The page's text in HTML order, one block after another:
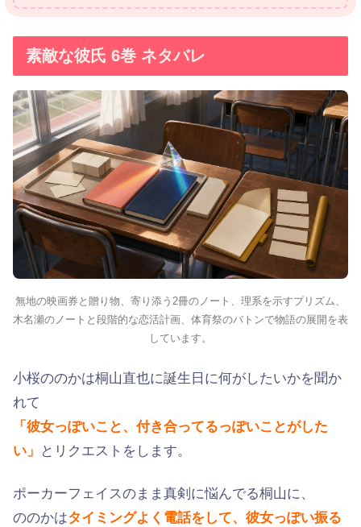
素敵な彼氏 6巻 ネタバレ
無地の映画券と贈り物、寄り添う2冊のノート、理系を示すプリズム、
木名瀬のノートと段階的な恋活計画、体育祭のバトンで物語の展開を表
しています。
小桜ののかは桐山直也に誕生日に何がしたいかを聞か
れて
「彼女っぽいこと、付き合ってるっぽいことがした
い」
とリクエストをします。
ポーカーフェイスのまま真剣に悩んでる桐山に、
ののかはタイミングよく電話をして、彼女っぽい振る